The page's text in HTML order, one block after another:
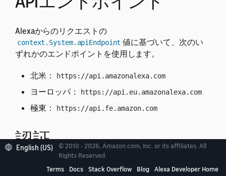
Alexaからのリクエストの
context.System.apiEndpoint 値に基づいて、次のい
ずれかのエンドポイントを使用します。
北米： https://api.amazonalexa.com
ヨーロッパ： https://api.eu.amazonalexa.com
極東： https://api.fe.amazon.com
認証
スキルセッションからのAPIリクエストの場合は、
English (US)
© 2010 - 2026, Amazon.com, Inc. or its affiliates. All
Rights Reserved.
Terms
Docs Stack Overflow Blog Alexa Developer Home